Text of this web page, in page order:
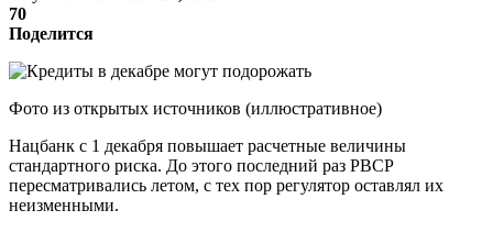
70
Поделится
Фото из открытых источников (иллюстративное)
Нацбанк с 1 декабря повышает расчетные величины
стандартного риска. До этого последний раз РВСР
пересматривались летом, с тех пор регулятор оставлял их
неизменными.